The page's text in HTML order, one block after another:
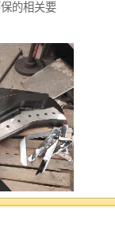
的相关要